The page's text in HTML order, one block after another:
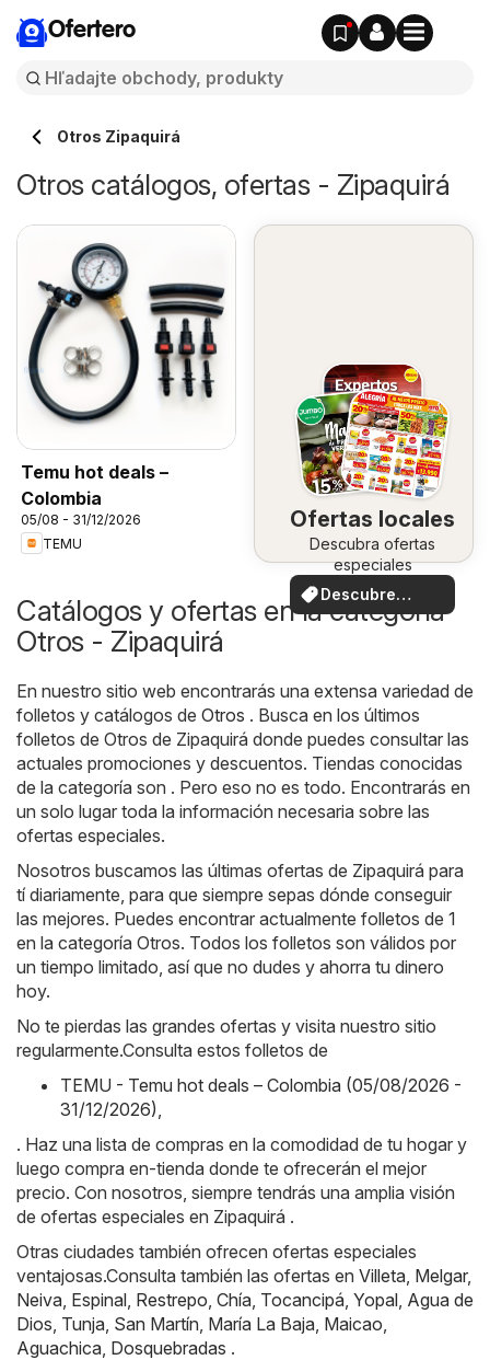
Ofertero
Otros Zipaquirá
Otros catálogos, ofertas - Zipaquirá
Temu hot deals –
Colombia
05/08 - 31/12/2026
TEMU
Ofertas locales
Descubra ofertas
especiales
Descubre
ofertas
Catálogos y ofertas en la categoría
Otros - Zipaquirá
En nuestro sitio web encontrarás una extensa variedad de
folletos y catálogos de Otros . Busca en los últimos
folletos de Otros de Zipaquirá donde puedes consultar las
actuales promociones y descuentos. Tiendas conocidas
de la categoría son . Pero eso no es todo. Encontrarás en
un solo lugar toda la información necesaria sobre las
ofertas especiales.
Nosotros buscamos las últimas ofertas de Zipaquirá para
tí diariamente, para que siempre sepas dónde conseguir
las mejores. Puedes encontrar actualmente folletos de 1
en la categoría Otros. Todos los folletos son válidos por
un tiempo limitado, así que no dudes y ahorra tu dinero
hoy.
No te pierdas las grandes ofertas y visita nuestro sitio
regularmente.Consulta estos folletos de
TEMU - Temu hot deals – Colombia (05/08/2026 -
31/12/2026),
. Haz una lista de compras en la comodidad de tu hogar y
luego compra en-tienda donde te ofrecerán el mejor
precio. Con nosotros, siempre tendrás una amplia visión
de ofertas especiales en Zipaquirá .
Otras ciudades también ofrecen ofertas especiales
ventajosas.Consulta también las ofertas en Villeta, Melgar,
Neiva, Espinal, Restrepo, Chía, Tocancipá, Yopal, Agua de
Dios, Tunja, San Martín, María La Baja, Maicao,
Aguachica, Dosquebradas .